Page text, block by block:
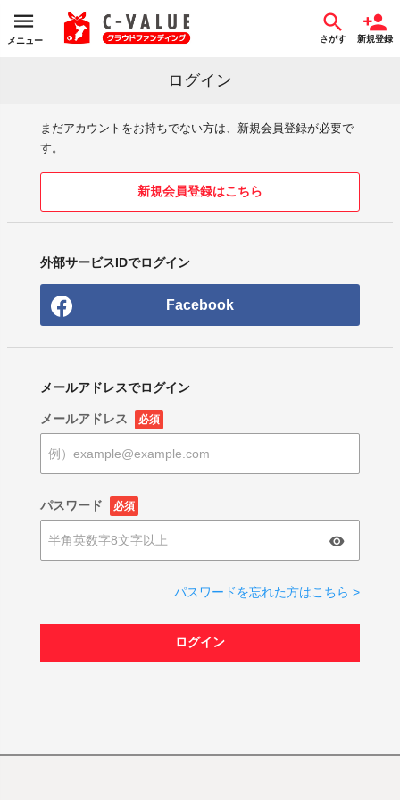
メニュー さがす 新規登録
ログイン
まだアカウントをお持ちでない方は、新規会員登録が必要で
す。
新規会員登録はこちら
外部サービスIDでログイン
Facebook
メールアドレスでログイン
メールアドレス 必須
パスワード 必須
パスワードを忘れた方はこちら >
ログイン